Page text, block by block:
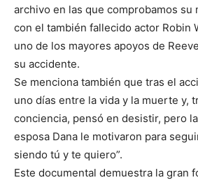
archivo en las que comprobamos su
con el también fallecido actor Robin
uno de los mayores apoyos de
su accidente.
Se menciona también que tras el
uno días entre la vida y la muerte y,
conciencia, pensó en desistir, pero
esposa Dana le motivaron para
siendo tú y te quiero”.
Este documental demuestra la gran